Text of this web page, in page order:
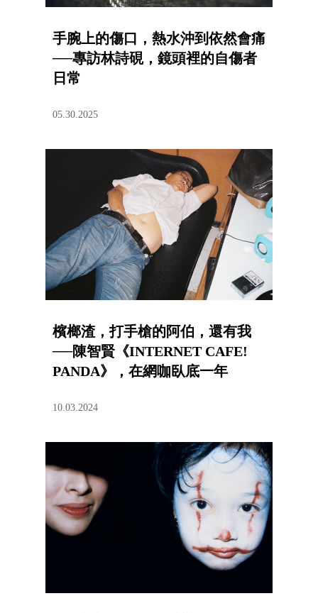
手腕上的傷口，熱水沖到依然會痛
──專訪林詩硯，鏡頭裡的自傷者
日常
05.30.2025
檳榔渣，打手槍的阿伯，還有我
──陳智賢《INTERNET CAFE!
PANDA》，在網咖臥底一年
10.03.2024